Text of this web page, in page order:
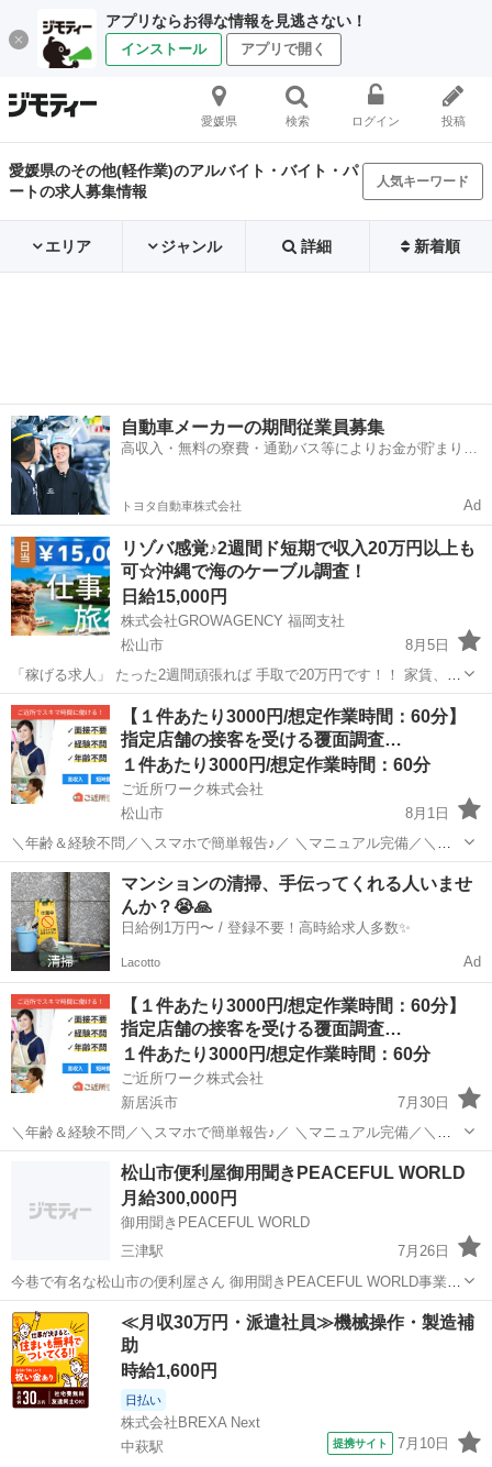
アプリならお得な情報を見逃さない！
インストール アプリで開く
愛媛県 検索 ログイン 投稿
愛媛県のその他(軽作業)のアルバイト・バイト・パ
ートの求人募集情報
人気キーワード
エリア ジャンル 詳細 新着順
自動車メーカーの期間従業員募集
高収入・無料の寮費・通勤バス等によりお金が貯まりや
トヨタ自動車株式会社 Ad
リゾバ感覚♪2週間ド短期で収入20万円以上も
可☆沖縄で海のケーブル調査！
日給15,000円
株式会社GROWAGENCY 福岡支社
松山市
8月5日
「稼げる求人」 たった2週間頑張れば 手取で20万円です！！ 家賃、食
費、光熱費もかかりませんので お金はめっちゃ貯まります(笑) 「旅行
気分で働ける」 お住まいの地域から離れて 船で生活なんて旅行みたい
じ...
愛媛 松山市 その他 客室
【１件あたり3000円/想定作業時間：60分】
指定店舗の接客を受ける覆面調査…
１件あたり3000円/想定作業時間：60分
ご近所ワーク株式会社
松山市
8月1日
＼年齢＆経験不問／＼スマホで簡単報告♪／ ＼マニュアル完備／＼ス
キマ時間のお小遣い稼ぎにぴったり／ ※業務委託なので履歴書不要で
す。 指定店舗の接客を受ける覆面調査のお仕事のお仕事です♪ 指定店
舗へ訪問する覆面調査・報告...
愛媛 松山市
マンションの清掃、手伝ってくれる人いませ
んか？😭🙏
日給例1万円〜 / 登録不要！高時給求人多数✨
Lacotto Ad
【１件あたり3000円/想定作業時間：60分】
指定店舗の接客を受ける覆面調査…
１件あたり3000円/想定作業時間：60分
ご近所ワーク株式会社
新居浜市
7月30日
＼年齢＆経験不問／＼スマホで簡単報告♪／ ＼マニュアル完備／＼ス
キマ時間のお小遣い稼ぎにぴったり／ ※業務委託なので履歴書不要で
舗へ訪問する覆面調査・報告...
新居浜市 その他
松山市便利屋御用聞きPEACEFUL WORLD
月給300,000円
御用聞きPEACEFUL WORLD
三津駅
7月26日
今巷で有名な松山市の便利屋さん 御用聞きPEACEFUL WORLD事業拡
大につき一緒に働ける仲間を募集開始しました！ 営業職、清掃美装職
人、建築土木、サービス接客業など多種多様な人財募集しております
💪 あなたが輝ける場所で...
愛媛 松山市 三津駅 その他 御用聞き
≪月収30万円・派遣社員≫機械操作・製造補
助
時給1,600円
日払い
株式会社BREXA Next
中萩駅
提携サイト 7月10日